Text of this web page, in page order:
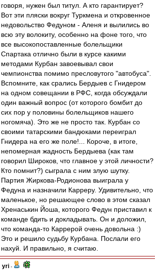
говоря, нужен был титул. А кто гарантирует?
Вот эти пляски вокруг Туркмена и откровенное
недовольство Федуном - Аленя и вылились во
всю эту волокиту, особенно на фоне того, что
все высокопоставленные болельщики
Спартака отлично были в курсе какими
методами Курбан завоевывал свои
чемпионства помимо пресловутого "автобуса".
Вспомните, как срались Бердыев с Гнидером
на одном совещании в РФС, когда обсуждали
один важный вопрос (от которого бомбит до
сих пор у половины болельщиков нашего
ногомяча). Это же не просто так. Курбан со
своими татарскими бандюками переиграл
Гнидера на его же поле!... Короче, в итоге,
непомерная жадность Бердыева (как там
говорил Широков, что главное у этой личности?
Кто помнит?) сыграла с ним злую шутку.
Партия Жиркова-Родионова выиграла у
Федуна и назначили Карреру. Удивительно, что
маленькое, но решающее слово в этом сказал
Хренаськин Йоша, которого Федун приставил к
команде бдить и докладывать. Он и доложил,
что команда-то Каррерой очень довольна :)
Это и решило судьбу Курбана. Послали его
нахуй. И правильно, я считаю.
yri -